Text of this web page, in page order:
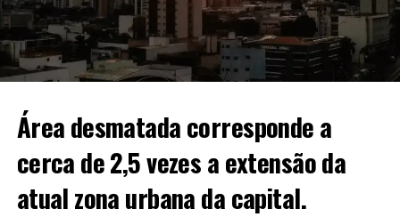
“Foi preciso coragem, né?
Bastante coragem. Se não
tem coragem, não vem
não”, contou.
Área desmatada corresponde a
cerca de 2,5 vezes a extensão da
atual zona urbana da capital.